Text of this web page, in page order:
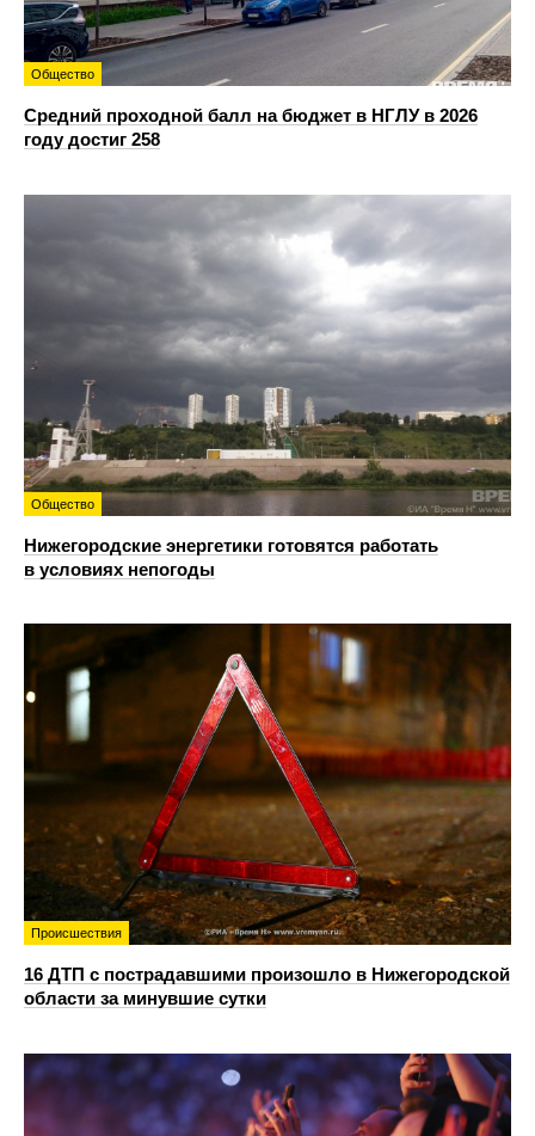
Общество
Средний проходной балл на бюджет в НГЛУ в 2026
году достиг 258
Общество
Нижегородские энергетики готовятся работать
в условиях непогоды
Происшествия
16 ДТП с пострадавшими произошло в Нижегородской
области за минувшие сутки